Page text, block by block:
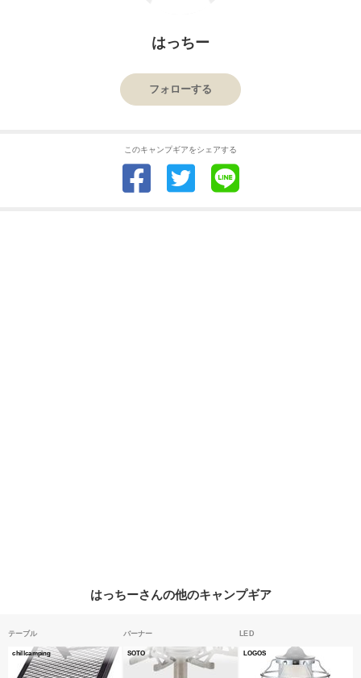
はっちー
フォローする
このキャンプギアをシェアする
はっちーさんの他のキャンプギア
テーブル
chillcamping
バーナー
SOTO
LED
LOGOS